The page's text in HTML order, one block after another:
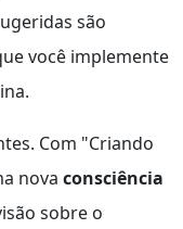
são
você implemente
Com "Criando
nova consciência
sobre o